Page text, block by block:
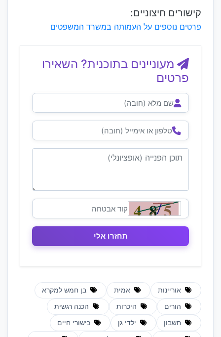
קישורים חיצוניים:
פרטים נוספים על העמותה במשרד המשפטים
מעוניינים בתוכנית? השאירו
פרטים
אוריינות אמית בן חמש למקרא
הורים היכרות הכנה רגשית
חשבון ילדי גן כישורי חיים